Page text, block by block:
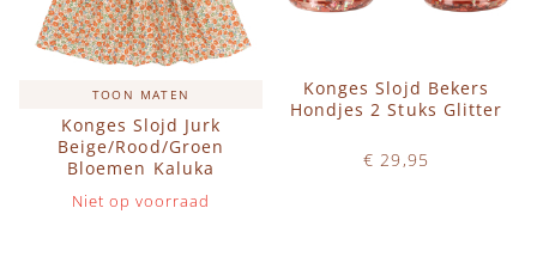
TOON MATEN
Konges Slojd Jurk
Beige/Rood/Groen
Bloemen Kaluka
Niet op voorraad
Konges Slojd Bekers
Hondjes 2 Stuks Glitter
€ 29,95